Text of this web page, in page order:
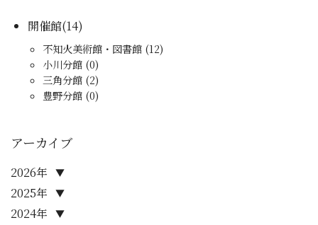
開催館(14)
不知火美術館・図書館 (12)
小川分館 (0)
三角分館 (2)
豊野分館 (0)
アーカイブ
2024年 ▼
2025年 ▼
2026年 ▼